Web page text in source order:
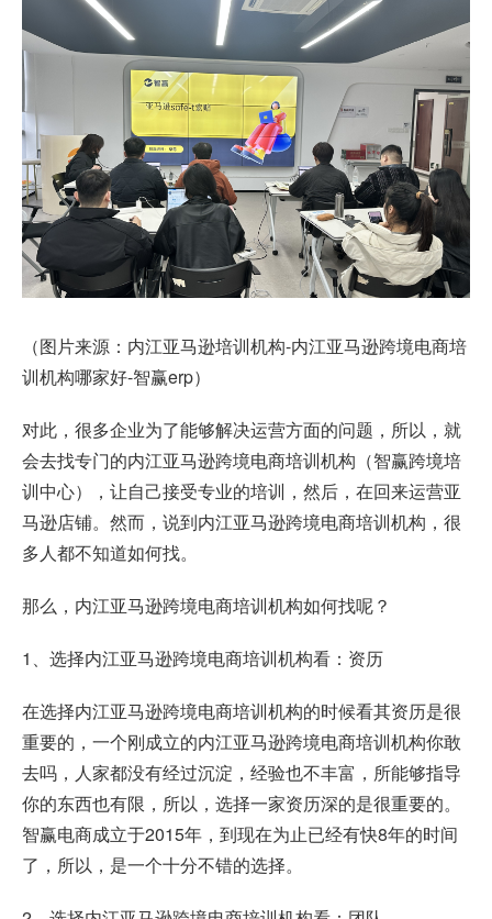
（图片来源：内江亚马逊培训机构-内江亚马逊跨境电商培
训机构哪家好-智赢erp）
对此，很多企业为了能够解决运营方面的问题，所以，就
会去找专门的内江亚马逊跨境电商培训机构（智赢跨境培
训中心），让自己接受专业的培训，然后，在回来运营亚
马逊店铺。然而，说到内江亚马逊跨境电商培训机构，很
多人都不知道如何找。
那么，内江亚马逊跨境电商培训机构如何找呢？
1、选择内江亚马逊跨境电商培训机构看：资历
在选择内江亚马逊跨境电商培训机构的时候看其资历是很
重要的，一个刚成立的内江亚马逊跨境电商培训机构你敢
去吗，人家都没有经过沉淀，经验也不丰富，所能够指导
你的东西也有限，所以，选择一家资历深的是很重要的。
智赢电商成立于2015年，到现在为止已经有快8年的时间
了，所以，是一个十分不错的选择。